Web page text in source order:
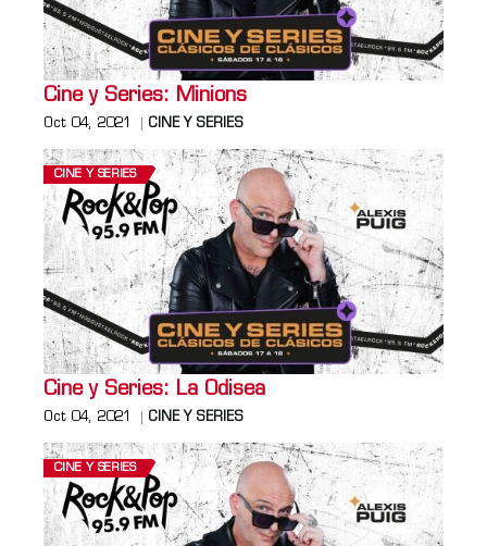
Cine y Series: Minions
Oct 04, 2021 CINE Y SERIES
CINE Y SERIES
Cine y Series: La Odisea
Oct 04, 2021 CINE Y SERIES
CINE Y SERIES